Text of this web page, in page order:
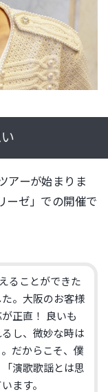
アーが始まりま
ーゼ」での開催で
ることができた
。大阪のお客様
正直！ 良いも
し、微妙な時は
だからこそ、僕
演歌歌謡とは思
ます。